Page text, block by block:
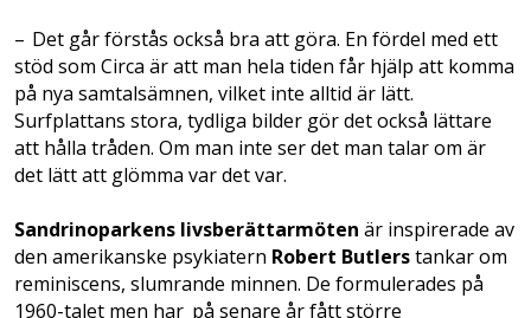
– Det går förstås också bra att göra. En för­del med ett
stöd som Circa är att man hela tiden­ får hjälp att komma
på nya samtalsämnen, ­vilket inte alltid är lätt.
Surfplattans stora, tydliga bilder gör det också lättare
att hålla tråden. Om man inte ser det man talar om är
det lätt att glömma var det var.
Sandrinoparkens livsberättarmöten är ­inspi­rerade av
den amerikanske psykiatern Robert Butlerstankar om
reminiscens, slumrande ­min­nen. De formulerades på
1960-talet men har på senare år fått större